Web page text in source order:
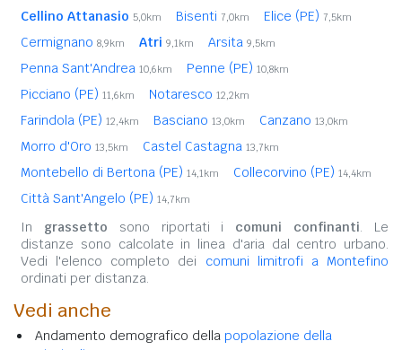
Cellino Attanasio 5,0km Bisenti 7,0km Elice (PE) 7,5km
Cermignano 8,9km Atri 9,1km Arsita 9,5km
Penna Sant'Andrea 10,6km Penne (PE) 10,8km
Picciano (PE) 11,6km Notaresco 12,2km
Farindola (PE) 12,4km Basciano 13,0km Canzano 13,0km
Morro d'Oro 13,5km Castel Castagna 13,7km
Montebello di Bertona (PE) 14,1km Collecorvino (PE) 14,4km
Città Sant'Angelo (PE) 14,7km
In grassetto sono riportati i comuni confinanti. Le
distanze sono calcolate in linea d'aria dal centro urbano.
Vedi l'elenco completo dei comuni limitrofi a Montefino
ordinati per distanza.
Vedi anche
Andamento demografico della popolazione della